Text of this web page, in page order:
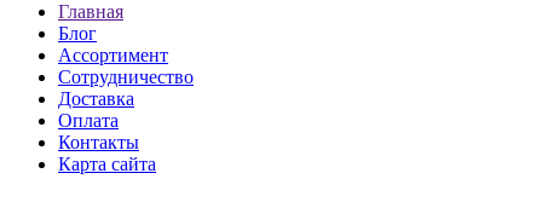
Главная
Блог
Ассортимент
Сотрудничество
Доставка
Оплата
Контакты
Карта сайта